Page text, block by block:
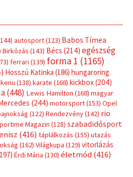
autosport(123) Babos Tímea
Birkózás (143) Bécs (214) egészség
ferrari (139) forma 1 (1165)
Hosszú Katinka (186) hungaroring
(138) karate (168) kickbox(204)
(448) Lewis Hamilton (168) magyar
(244) motorsport(153) Opel
(122) Rendezvény(142) rio
Magazin (128) szabadidősport
(416) táplálkozás (155) utazás
(162) Világkupa (129) vitorlázás
Érdi Mária (130) életmód(416)